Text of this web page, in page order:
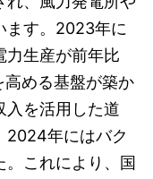
ます。2023年に
力生産が前年比
高める基盤が築か
入を活用した道
2024年にはバク
これにより、国